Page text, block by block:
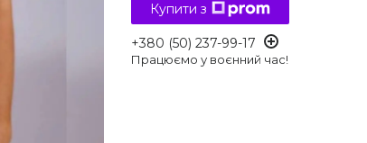
Купити з
+380 (50) 237-99-17
Працюємо у воєнний час!